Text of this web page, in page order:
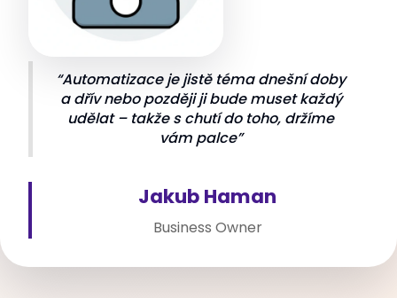
“Automatizace je jistě téma dnešní doby
a dřív nebo později ji bude muset každý
udělat – takže s chutí do toho, držíme
vám palce”
Jakub Haman
Business Owner